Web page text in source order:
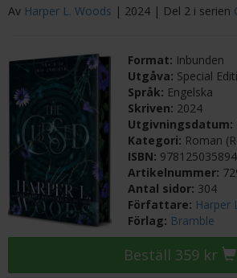
Av Harper L. Woods | 2024 | Del 2 i serien
Format: Inbunden
Utgåva: Special
Språk: Engelska
Skriven: 2024
Utgivningsdatum:
Kategori: Roman
ISBN:
Artikelnummer:
Antal sidor: 304
Författare: Harper
Förlag: Bramble
Beställ 359 kr